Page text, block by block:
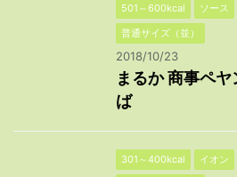
501～600kcal ソース
普通サイズ（並）
2018/10/23
まるか 商事ペ
ば
301～400kcal イオン